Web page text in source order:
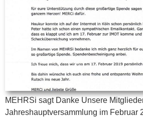
MEHRSi sagt Danke Unsere
Jahreshauptversammlung im Februar